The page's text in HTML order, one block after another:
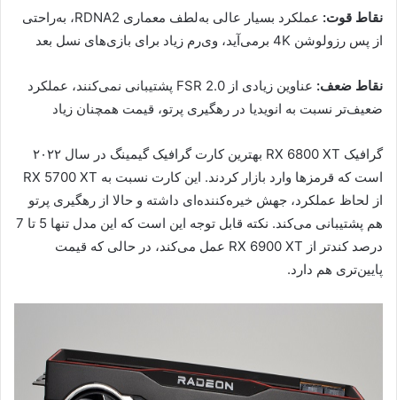
نقاط قوت:
عملکرد بسیار عالی به‌لطف معماری RDNA2، به‌راحتی
از پس رزولوشن 4K برمی‌آید، وی‌رم زیاد برای بازی‌های نسل بعد
نقاط ضعف:
عناوین زیادی از FSR 2.0 پشتیبانی نمی‌کنند، عملکرد
ضعیف‌تر نسبت به انویدیا در رهگیری پرتو، قیمت همچنان زیاد
گرافیک RX 6800 XT بهترین کارت گرافیک گیمینگ در سال ۲۰۲۲
است که قرمزها وارد بازار کردند. این کارت نسبت به RX 5700 XT
از لحاظ عملکرد، جهش خیره‌کننده‌ای داشته و حالا از رهگیری پرتو
هم پشتیبانی می‌کند. نکته قابل توجه این است که این مدل تنها 5 تا 7
درصد کندتر از RX 6900 XT عمل می‌کند، در حالی که قیمت
پایین‌تری هم دارد.